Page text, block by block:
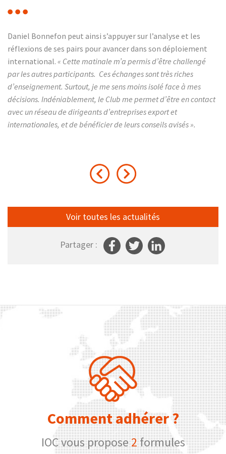
Daniel Bonnefon peut ainsi s’appuyer sur l’analyse et les
réflexions de ses pairs pour avancer dans son déploiement
international. « Cette matinale m’a permis d’être challengé
par les autres participants. Ces échanges sont très riches
d’enseignement. Surtout, je me sens moins isolé face à mes
décisions. Indéniablement, le Club me permet d’être en contact
avec un réseau de dirigeants d’entreprises export et
internationales, et de bénéficier de leurs conseils avisés ».
Voir toutes les actualités
Partager :
Comment adhérer ?
IOC vous propose 2 formules